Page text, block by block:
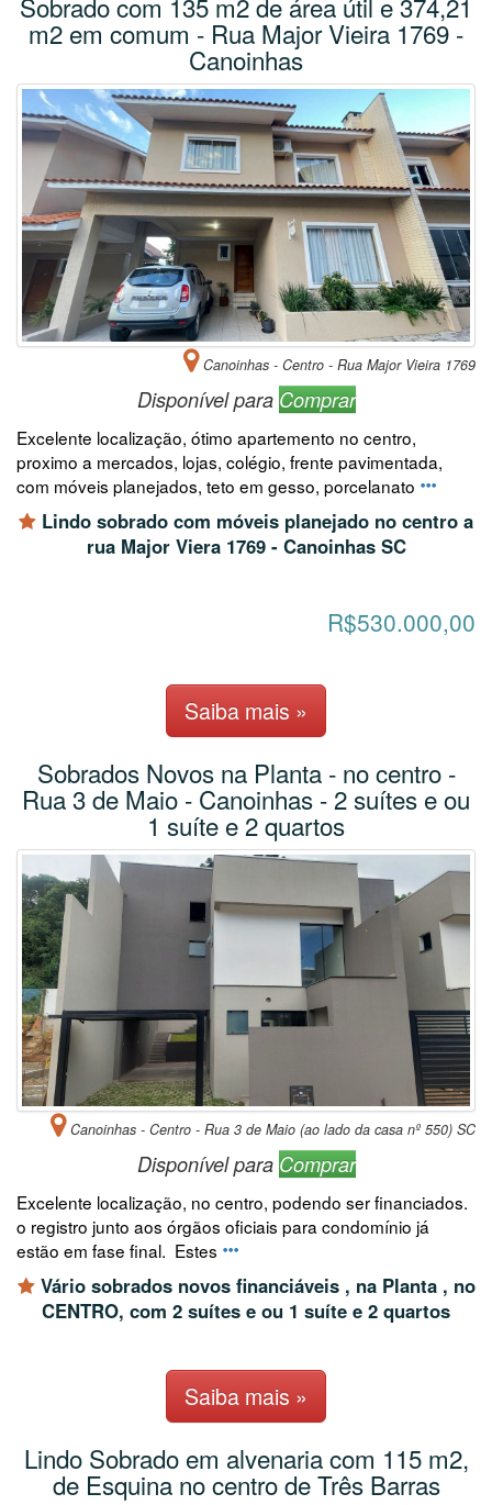
Sobrado com 135 m2 de área útil e 374,21
m2 em comum - Rua Major Vieira 1769 -
Canoinhas
Canoinhas - Centro - Rua Major Vieira 1769
Disponível para Comprar
Excelente localização, ótimo apartemento no centro,
proximo a mercados, lojas, colégio, frente pavimentada,
com móveis planejados, teto em gesso, porcelanato
Lindo sobrado com móveis planejado no centro a
rua Major Viera 1769 - Canoinhas SC
R$530.000,00
Saiba mais »
Sobrados Novos na Planta - no centro -
Rua 3 de Maio - Canoinhas - 2 suítes e ou
1 suíte e 2 quartos
Canoinhas - Centro - Rua 3 de Maio (ao lado da casa nº 550) SC
Disponível para Comprar
Excelente localização, no centro, podendo ser financiados.
o registro junto aos órgãos oficiais para condomínio já
estão em fase final. Estes
Vário sobrados novos financiáveis , na Planta , no
CENTRO, com 2 suítes e ou 1 suíte e 2 quartos
Saiba mais »
Lindo Sobrado em alvenaria com 115 m2,
de Esquina no centro de Três Barras